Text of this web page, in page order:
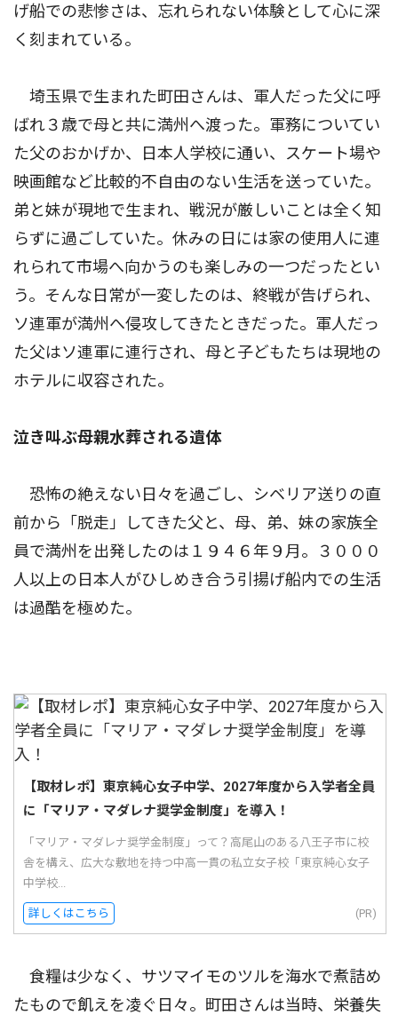
げ船での悲惨さは、忘れられない体験として心に深
く刻まれている。
埼玉県で生まれた町田さんは、軍人だった父に呼
ばれ３歳で母と共に満州へ渡った。軍務についてい
た父のおかげか、日本人学校に通い、スケート場や
映画館など比較的不自由のない生活を送っていた。
弟と妹が現地で生まれ、戦況が厳しいことは全く知
らずに過ごしていた。休みの日には家の使用人に連
れられて市場へ向かうのも楽しみの一つだったとい
う。そんな日常が一変したのは、終戦が告げられ、
ソ連軍が満州へ侵攻してきたときだった。軍人だっ
た父はソ連軍に連行され、母と子どもたちは現地の
ホテルに収容された。
泣き叫ぶ母親水葬される遺体
恐怖の絶えない日々を過ごし、シベリア送りの直
前から「脱走」してきた父と、母、弟、妹の家族全
員で満州を出発したのは１９４６年９月。３０００
人以上の日本人がひしめき合う引揚げ船内での生活
は過酷を極めた。
【取材レポ】東京純心女子中学、2027年度から入学者全員
に「マリア・マダレナ奨学金制度」を導入！
「マリア・マダレナ奨学金制度」って？高尾山のある八王子市に校
舎を構え、広大な敷地を持つ中高一貫の私立女子校「東京純心女子
中学校...
詳しくはこちら (PR)
食糧は少なく、サツマイモのツルを海水で煮詰め
たもので飢えを凌ぐ日々。町田さんは当時、栄養失